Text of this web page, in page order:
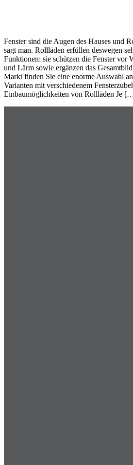
Fenster sind die Augen des Hauses und
sagt man. Rollläden erfüllen deswegen
Funktionen: sie schützen die Fenster vor
und Lärm sowie ergänzen das
Markt finden Sie eine enorme Auswahl
Varianten mit verschiedenem
Einbaumöglichkeiten von Rollläden Je